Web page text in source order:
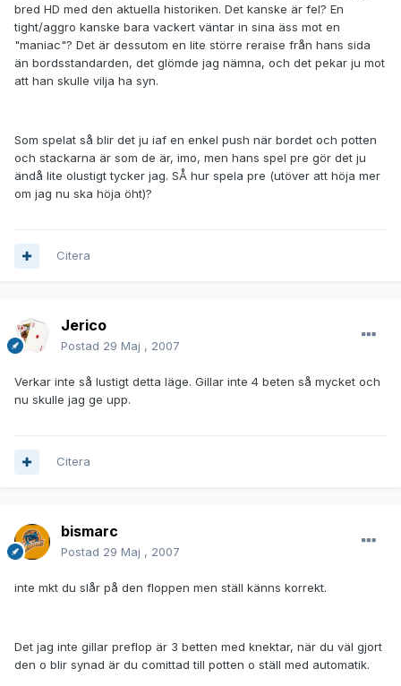
bred HD med den aktuella historiken. Det kanske är fel? En
tight/aggro kanske bara vackert väntar in sina äss mot en
"maniac"? Det är dessutom en lite större reraise från hans sida
än bordsstandarden, det glömde jag nämna, och det pekar ju mot
att han skulle vilja ha syn.
Som spelat så blir det ju iaf en enkel push när bordet och potten
och stackarna är som de är, imo, men hans spel pre gör det ju
ändå lite olustigt tycker jag. SÅ hur spela pre (utöver att höja mer
om jag nu ska höja öht)?
Citera
Jerico
Postad 29 Maj , 2007
Verkar inte så lustigt detta läge. Gillar inte 4 beten så mycket och
nu skulle jag ge upp.
Citera
bismarc
Postad 29 Maj , 2007
inte mkt du slår på den floppen men ställ känns korrekt.
Det jag inte gillar preflop är 3 betten med knektar, när du väl gjort
den o blir synad är du comittad till potten o ställ med automatik.